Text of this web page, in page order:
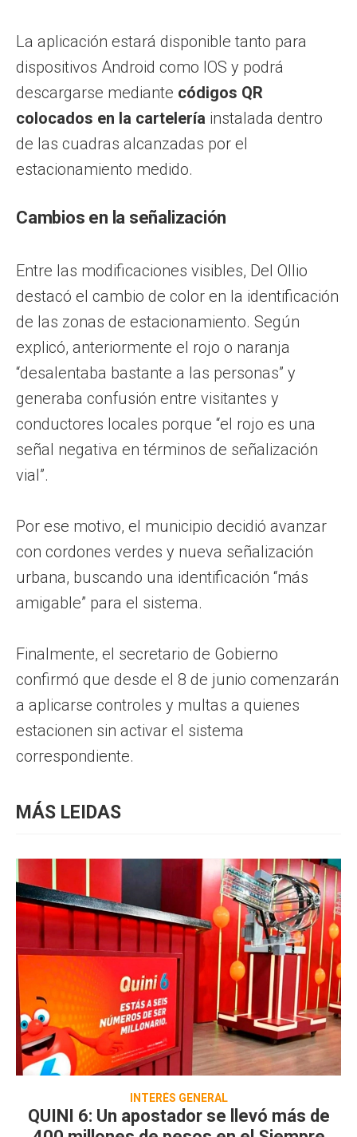
La aplicación estará disponible tanto para
dispositivos Android como IOS y podrá
descargarse mediante códigos QR
colocados en la cartelería instalada dentro
de las cuadras alcanzadas por el
estacionamiento medido.
Cambios en la señalización
Entre las modificaciones visibles, Del Ollio
destacó el cambio de color en la identificación
de las zonas de estacionamiento. Según
explicó, anteriormente el rojo o naranja
“desalentaba bastante a las personas” y
generaba confusión entre visitantes y
conductores locales porque “el rojo es una
señal negativa en términos de señalización
vial”.
Por ese motivo, el municipio decidió avanzar
con cordones verdes y nueva señalización
urbana, buscando una identificación “más
amigable” para el sistema.
Finalmente, el secretario de Gobierno
confirmó que desde el 8 de junio comenzarán
a aplicarse controles y multas a quienes
estacionen sin activar el sistema
correspondiente.
MÁS LEIDAS
INTERÉS GENERAL
QUINI 6: Un apostador se llevó más de